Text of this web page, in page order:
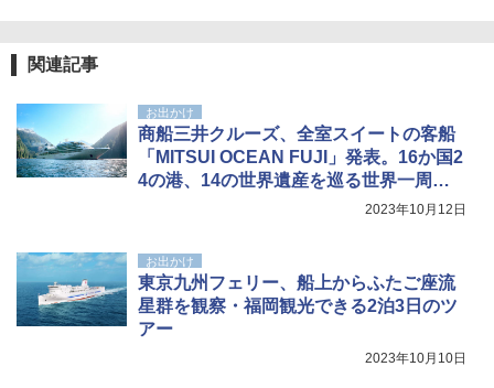
関連記事
お出かけ
商船三井クルーズ、全室スイートの客船
「MITSUI OCEAN FUJI」発表。16か国2
4の港、14の世界遺産を巡る世界一周を2
2023年10月12日
お出かけ
東京九州フェリー、船上からふたご座流
星群を観察・福岡観光できる2泊3日のツ
アー
2023年10月10日